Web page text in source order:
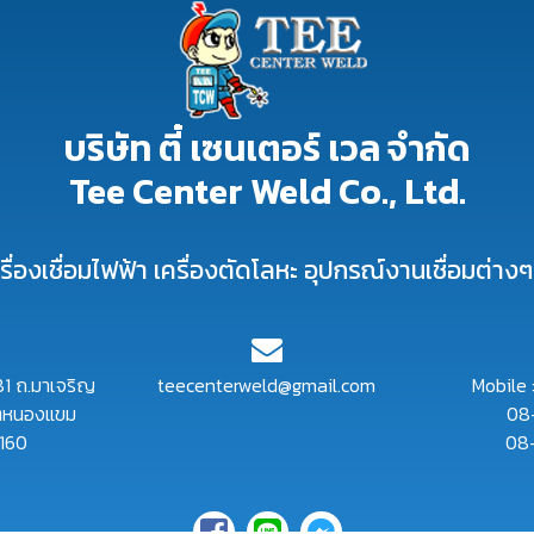
บริษัท ตี๋ เซนเตอร์ เวล จำกัด
Tee Center Weld Co., Ltd.
องเชื่อมไฟฟ้า เครื่องตัดโลหะ อุปกรณ์งานเชื่อมต่าง
ถ.มาเจริญ
นองแขม
teecenterweld@gmail.com